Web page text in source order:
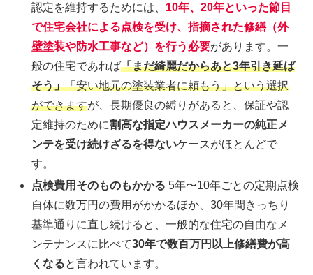
認定を維持するためには、 10年、20年といった節目
で住宅会社による点検を受け、指摘された修繕（外
壁塗装や防水工事など）を行う必要があります。一
般の住宅であれば「まだ綺麗だからあと3年引き延ば
そう」「安い地元の塗装業者に頼もう」という選択
ができますが、長期優良の縛りがあると、保証や認
定維持のために割高な指定ハウスメーカーの純正メ
ンテを受け続けざるを得ないケースがほとんどで
す。
点検費用そのものもかかる 5年〜10年ごとの定期点検
自体に数万円の費用がかかるほか、30年間きっちり
基準通りに直し続けると、一般的な住宅の自由なメ
ンテナンスに比べて30年で数百万円以上修繕費が高
くなると言われています。